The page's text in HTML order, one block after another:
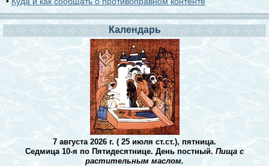
Календарь
7 августа 2026 г. ( 25 июля ст.ст.), пятница.
Седмица 10-я по Пятидесятнице. День постный. Пища с
растительным маслом.